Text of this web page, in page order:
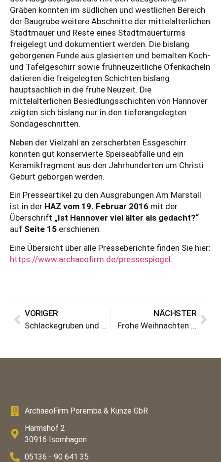
Gräben konnten im südlichen und westlichen Bereich
der Baugrube weitere Abschnitte der mittelalterlichen
Stadtmauer und Reste eines Stadtmauerturms
freigelegt und dokumentiert werden. Die bislang
geborgenen Funde aus glasierten und bemalten Koch-
und Tafelgeschirr sowie frühneuzeitliche Ofenkacheln
datieren die freigelegten Schichten bislang
hauptsächlich in die frühe Neuzeit. Die
mittelalterlichen Besiedlungsschichten von Hannover
zeigten sich bislang nur in den tieferangelegten
Sondageschnitten.
Neben der Vielzahl an zerscherbten Essgeschirr
konnten gut konservierte Speiseabfälle und ein
Keramikfragment aus den Jahrhunderten um Christi
Geburt geborgen werden.
Ein Presseartikel zu den Ausgrabungen Am Marstall
ist in der HAZ vom 19. Februar 2016 mit der
Überschrift „Ist Hannover viel älter als gedacht?“
auf Seite 15 erschienen.
Eine Übersicht über alle Presseberichte finden Sie hier:
https://www.archaeofirm.de/pressespiegel.
VORIGER
Schlackegruben und Webhaus – Eine früh- bis hochmittelalterliche Siedlung in Basse (Neustadt am Rübenberge, Region Hannover).
NÄCHSTER
Frohe Weihnachten …
ArchaeoFirm Poremba & Kunze GbR
Harmshof 2
30916 Isernhagen
05136 - 90 641 35